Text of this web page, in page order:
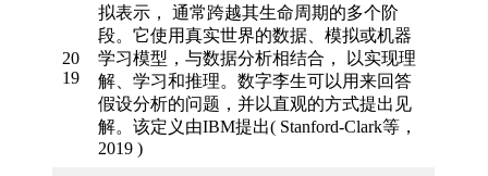
20
19
拟表示， 通常跨越其生命周期的多个阶
段。它使用真实世界的数据、模拟或机器
学习模型，与数据分析相结合， 以实现理
解、学习和推理。数字李生可以用来回答
假设分析的问题，并以直观的方式提出见
解。该定义由IBM提出( Stanford-Clark等，
2019 )